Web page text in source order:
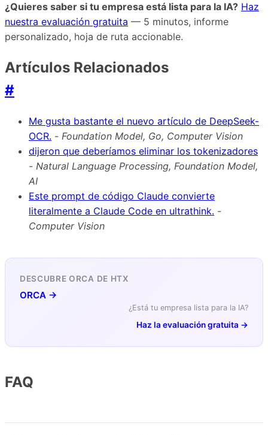
¿Quieres saber si tu empresa está lista para la IA? Haz
nuestra evaluación gratuita — 5 minutos, informe
personalizado, hoja de ruta accionable.
Artículos Relacionados
#
Me gusta bastante el nuevo artículo de DeepSeek-
OCR. - Foundation Model, Go, Computer Vision
dijeron que deberíamos eliminar los tokenizadores
- Natural Language Processing, Foundation Model,
AI
Este prompt de código Claude convierte
literalmente a Claude Code en ultrathink. -
Computer Vision
DESCUBRE ORCA DE HTX
ORCA →
¿Está tu empresa lista para la IA?
Haz la evaluación gratuita →
FAQ